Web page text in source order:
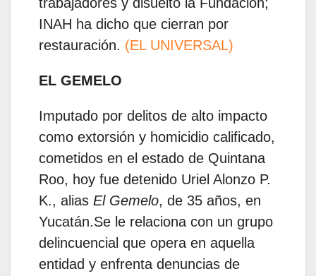
INAH ha dicho que cierran por
restauración. (EL UNIVERSAL)
EL GEMELO
Imputado por delitos de alto impacto
como extorsión y homicidio calificado,
cometidos en el estado de Quintana
Roo, hoy fue detenido Uriel Alonzo P.
K., alias El Gemelo, de 35 años, en
Yucatán.Se le relaciona con un grupo
delincuencial que opera en aquella
entidad y enfrenta denuncias de